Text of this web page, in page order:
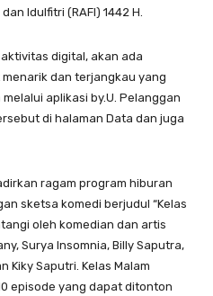
Idulfitri (RAFI) 1442 H.
digital, akan ada
dan terjangkau yang
aplikasi by.U. Pelanggan
di halaman Data dan juga
ragam program hiburan
sketsa komedi berjudul “Kelas
oleh komedian dan artis
Surya Insomnia, Billy Saputra,
Kiky Saputri. Kelas Malam
episode yang dapat ditonton